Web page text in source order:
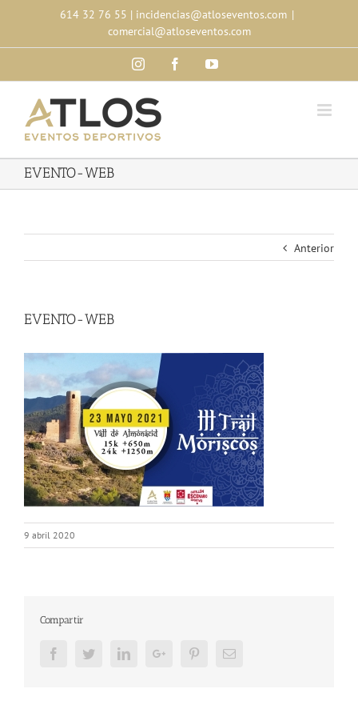
content
614 32 76 55 | incidencias@atloseventos.com |
comercial@atloseventos.com
InstagramFacebookYouTube
EVENTO-WEB
Anterior
EVENTO-WEB
9 abril 2020
Compartir
FacebookTwitterLinkedInGoogle+ PinterestEmail